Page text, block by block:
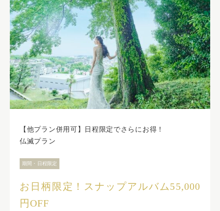
【他プラン併用可】日程限定でさらにお得！
仏滅プラン
期間・日程限定
お日柄限定！スナップアルバム55,000
円OFF